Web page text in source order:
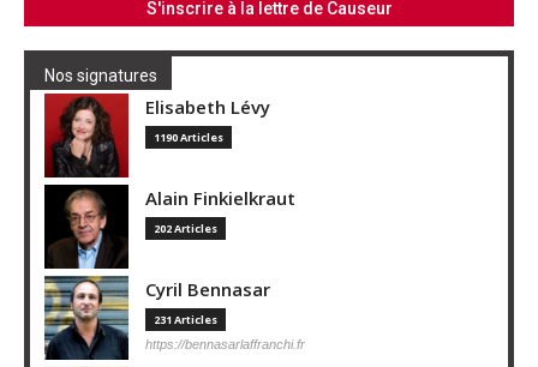
Nos signatures
Elisabeth Lévy
1190 Articles
Alain Finkielkraut
202 Articles
Cyril Bennasar
231 Articles
https://bennasarlaffranchi.fr